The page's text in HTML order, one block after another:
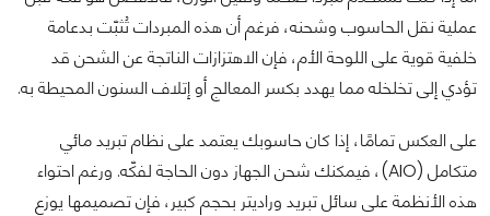
عملية نقل الحاسوب وشحنه، فرغم أن هذه المبردات تُثبّت بدعامة
خلفية قوية على اللوحة الأم، فإن الاهتزازات الناتجة عن الشحن قد
تؤدي إلى تخلخله مما يهدد بكسر المعالج أو إتلاف السنون المحيطة به.
على العكس تمامًا، إذا كان حاسوبك يعتمد على نظام تبريد مائي
متكامل (AIO)، فيمكنك شحن الجهاز دون الحاجة لفكّه. ورغم احتواء
هذه الأنظمة على سائل تبريد وراديتر بحجم كبير، فإن تصميمها يوزع